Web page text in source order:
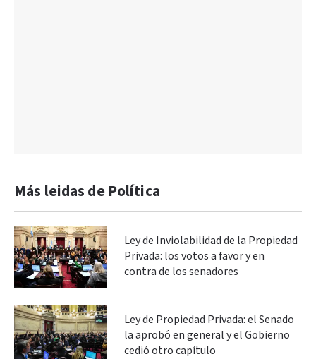
Más leidas de Política
Ley de Inviolabilidad de la Propiedad
Privada: los votos a favor y en
contra de los senadores
Ley de Propiedad Privada: el Senado
la aprobó en general y el Gobierno
cedió otro capítulo